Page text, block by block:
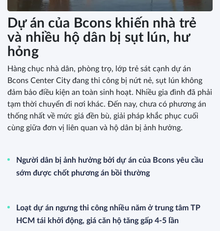
Dự án của Bcons khiến nhà trẻ
và nhiều hộ dân bị sụt lún, hư
hỏng
Hàng chục nhà dân, phòng trọ, lớp trẻ sát cạnh dự án
Bcons Center City đang thi công bị nứt nẻ, sụt lún không
đảm bảo điều kiện an toàn sinh hoạt. Nhiều gia đình đã phải
tạm thời chuyển đi nơi khác. Đến nay, chưa có phương án
thống nhất về mức giá đền bù, giải pháp khắc phục cuối
cùng giữa đơn vị liên quan và hộ dân bị ảnh hưởng.
Người dân bị ảnh hưởng bởi dự án của Bcons yêu cầu
sớm được chốt phương án bồi thường
Loạt dự án ngưng thi công nhiều năm ở trung tâm TP
HCM tái khởi động, giá căn hộ tăng gấp 4-5 lần